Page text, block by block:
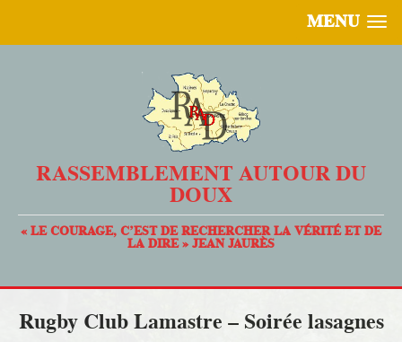
MENU
RASSEMBLEMENT AUTOUR DU
DOUX
« LE COURAGE, C’EST DE RECHERCHER LA VÉRITÉ ET DE
LA DIRE » JEAN JAURÈS
Rugby Club Lamastre – Soirée lasagnes